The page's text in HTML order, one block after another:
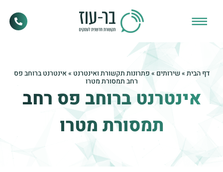
דף הבית»שירותים »פתרונות תקשורת ואינטרנט »אינטרנט ברוחב פס
רחב תמסורת מטרו
אינטרנט ברוחב פס רחב
תמסורת מטרו